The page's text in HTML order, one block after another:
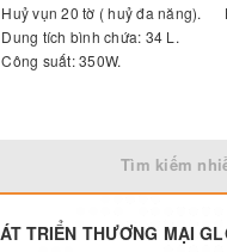
Huỷ vụn 20 tờ ( huỷ đa năng).
Dung tích bình chứa: 34 L.
Công suất: 350W.
Tìm kiếm
TRIỂN THƯƠNG MẠI